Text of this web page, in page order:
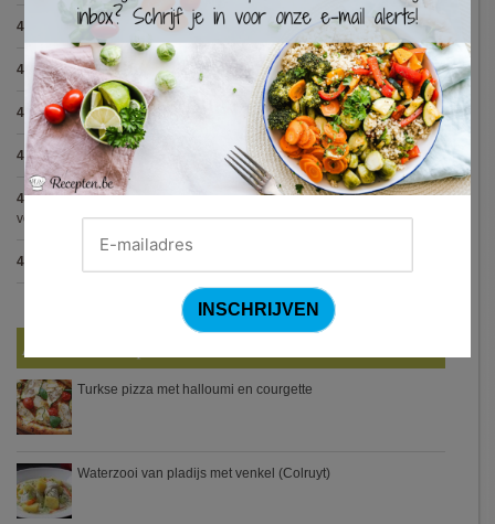
4.8 Gegrilde pesto toastjes (8 votes)
4.8:Seafood chowder (6 votes)
4.8:Zalmfilet op een bedje van asperges(5 votes)
4.8 :Blackwellsaus(5 votes)
4.7:Varkenshaasje met jagersaus en kroketten (Jeroen Meus)(15
votes)
4.7
Nieuwste Recepten
Turkse pizza met halloumi en courgette
Waterzooi van pladijs met venkel (Colruyt)